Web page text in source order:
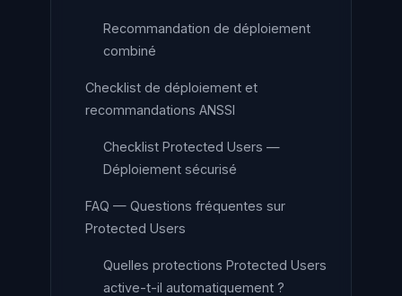
Recommandation de déploiement
combiné
Checklist de déploiement et
recommandations ANSSI
Checklist Protected Users —
Déploiement sécurisé
FAQ — Questions fréquentes sur
Protected Users
Quelles protections Protected Users
active-t-il automatiquement ?